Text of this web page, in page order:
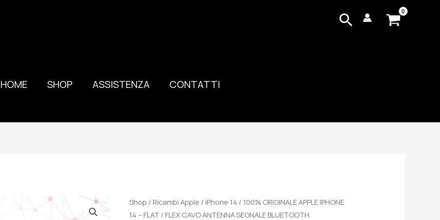
Cerca
HOME SHOP ASSISTENZA CONTATTI
Shop / Ricambi Apple / iPhone 14 / 100% ORIGINALE APPLE IPHONE
14 – FLAT / FLEX CAVO ANTENNA SEGNALE BLUETOOTH
100%
ORIGINALE